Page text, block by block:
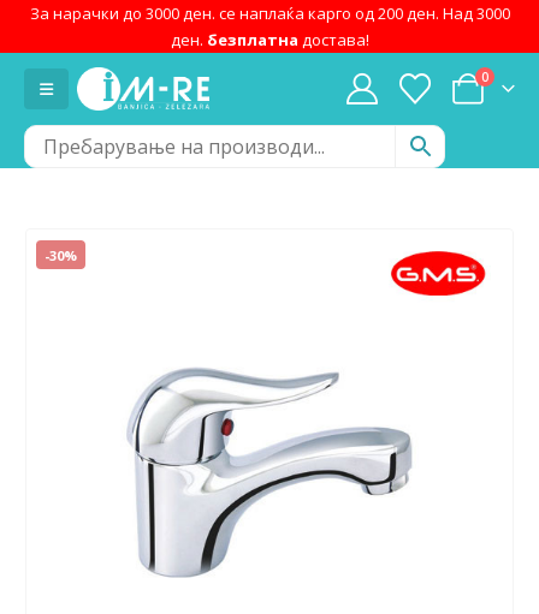
За нарачки до 3000 ден. се наплаќа карго од 200 ден. Над 3000
ден. безплатна достава!
0
-30%